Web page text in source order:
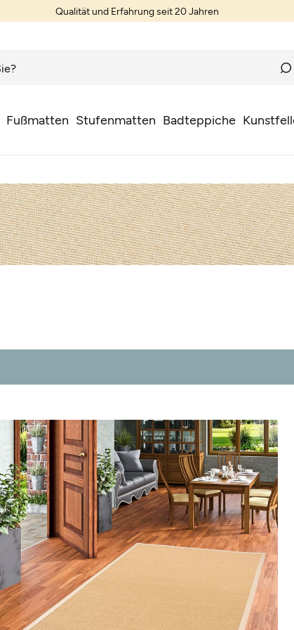
Qualität und Erfahrung seit 20 Jahren
Fußmatten Stufenmatten Badteppiche